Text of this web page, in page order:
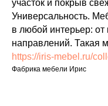
участок и покрыв
Универсальность.
в любой интерьер:
направлений. Такая
https://iris-mebel.ru/
Фабрика мебели Ирис